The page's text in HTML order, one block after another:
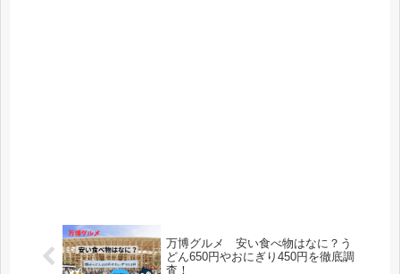
万博グルメ 安い食べ物はなに？う
どん650円やおにぎり450円を徹底調
査！